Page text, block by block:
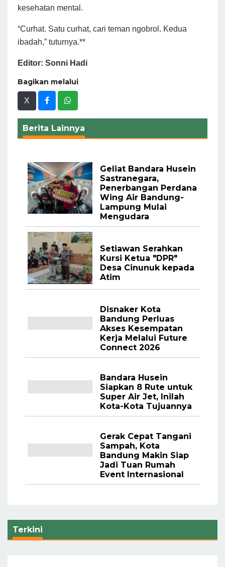
kesehatan mental.
“Curhat. Satu curhat, cari teman ngobrol. Kedua
ibadah,” tuturnya.**
Editor: Sonni Hadi
Bagikan melalui
X
Berita Lainnya
Geliat Bandara Husein
Sastranegara,
Penerbangan Perdana
Wing Air Bandung-
Lampung Mulai
Mengudara
Setiawan Serahkan
Kursi Ketua "DPR"
Desa Cinunuk kepada
Atim
Disnaker Kota
Bandung Perluas
Akses Kesempatan
Kerja Melalui Future
Connect 2026
Bandara Husein
Siapkan 8 Rute untuk
Super Air Jet, Inilah
Kota-Kota Tujuannya
Gerak Cepat Tangani
Sampah, Kota
Bandung Makin Siap
Jadi Tuan Rumah
Event Internasional
Terkini